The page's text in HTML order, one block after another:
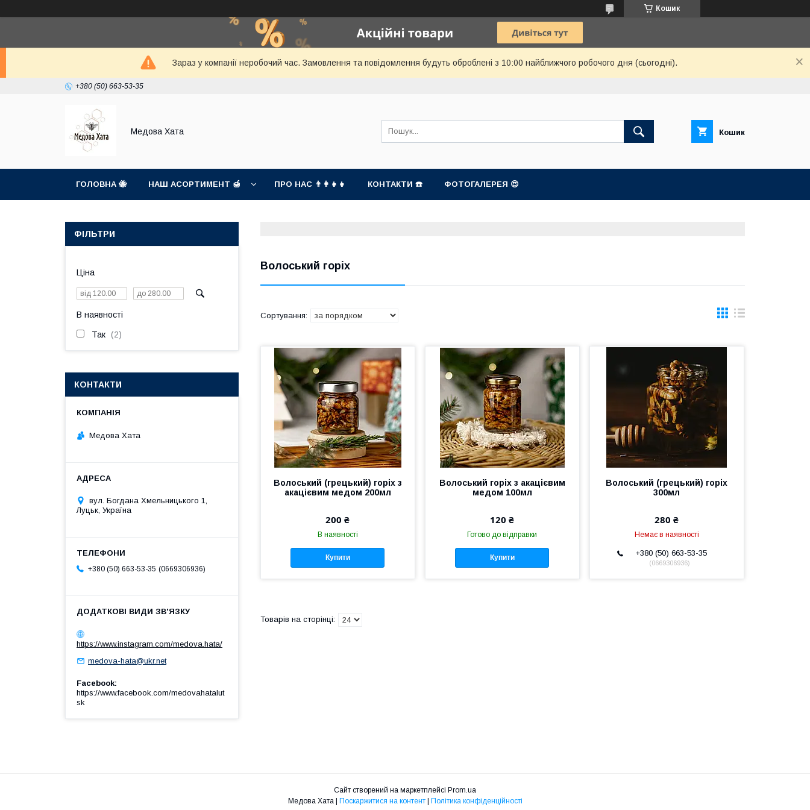
Кошик
Зараз у компанії неробочий час. Замовлення та повідомлення будуть оброблені з 10:00 найближчого робочого дня (сьогодні).
+380 (50) 663-53-35
Медова Хата Кошик
ГОЛОВНА 🐝 НАШ АСОРТИМЕНТ 🍯 ПРО НАС 👨‍👩‍👧‍👧 КОНТАКТИ ☎️ ФОТОГАЛЕРЕЯ 😍
Волоський горіх
Волоський (грецький) горіх з
акацієвим медом 200мл
200 ₴
В наявності
Купити
Волоський горіх з акацієвим
медом 100мл
120 ₴
Готово до відправки
Купити
Волоський (грецький) горіх
300мл
280 ₴
Немає в наявності
+380 (50) 663-53-35
0669306936
ФІЛЬТРИ
Ціна
В наявності
Так 2
КОНТАКТИ
Медова Хата
вул. Богдана Хмельницького 1,
Луцьк, Україна
+380 (50) 663-53-35 0669306936
https://www.instagram.com/medova.hata/
medova-hata@ukr.net
Facebook
https://www.facebook.com/medovahatalut
sk
Сайт створений на маркетплейсі Prom.ua
Медова Хата | Поскаржитися на контент | Політика конфіденційності